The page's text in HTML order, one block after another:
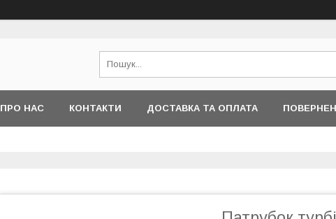
ПРО НАС КОНТАКТИ ДОСТАВКА ТА ОПЛАТА